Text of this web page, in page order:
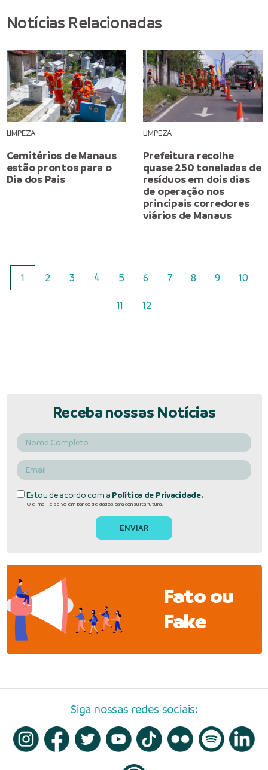
Notícias Relacionadas
LIMPEZA
Cemitérios de Manaus
estão prontos para o
Dia dos Pais
LIMPEZA
Prefeitura recolhe
quase 250 toneladas de
resíduos em dois dias
de operação nos
principais corredores
viários de Manaus
1 2 3 4 5 6 7 8 9 10
11 12
Receba nossas Notícias
Estou de acordo com a Política de Privacidade.
O e-mail é salvo em banco de dados para consulta futura.
Fato ou
Fake
Siga nossas redes sociais: